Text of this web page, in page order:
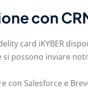
con
card iKYBER
si possono inviare
con Salesforce e